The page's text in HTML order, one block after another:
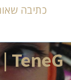
כתיבה
TeneG | טנא ג'י